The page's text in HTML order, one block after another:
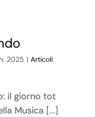
2025 | Articoli
il giorno tot
Musica [...]